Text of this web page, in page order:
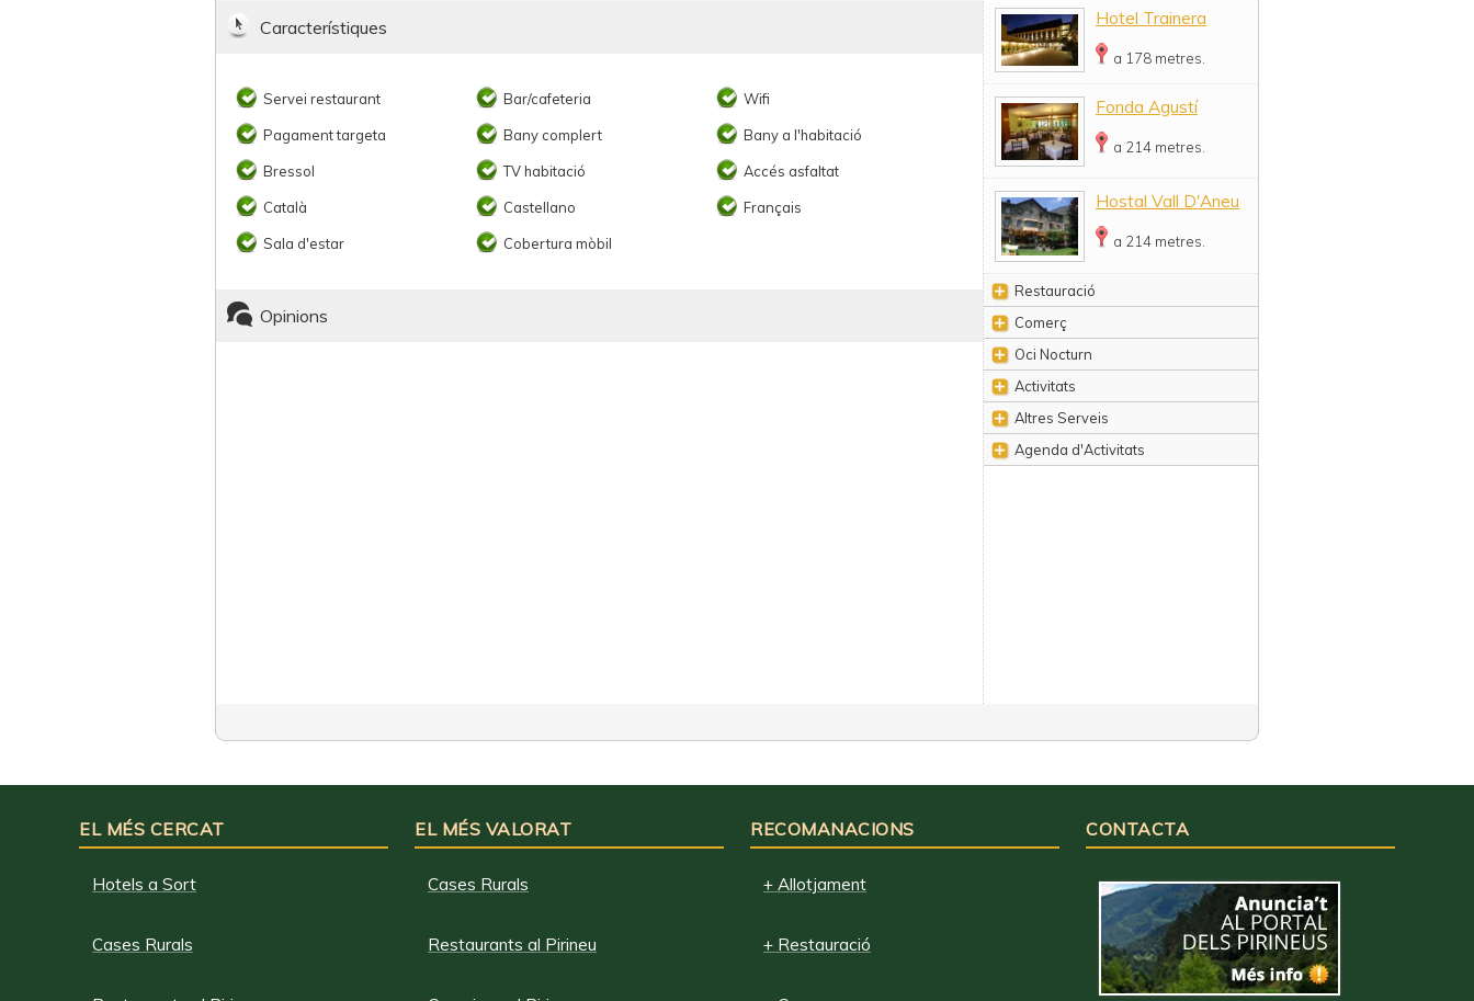
Característiques
Servei restaurant Bar/cafeteria Wifi
Pagament targeta Bany complert Bany a l'habitació
Bressol TV habitació Accés asfaltat
Català Castellano Français
Sala d'estar Cobertura mòbil
Opinions
Hotel Trainera
a 178 metres.
Fonda Agustí
a 214 metres.
Hostal Vall D'Aneu
a 214 metres.
Restauració
Comerç
Oci Nocturn
Activitats
Altres Serveis
Agenda d'Activitats
EL MÉS CERCAT
Hotels a Sort
Cases Rurals
EL MÉS VALORAT
Cases Rurals
Restaurants al Pirineu
RECOMANACIONS
+ Allotjament
+ Restauració
CONTACTA